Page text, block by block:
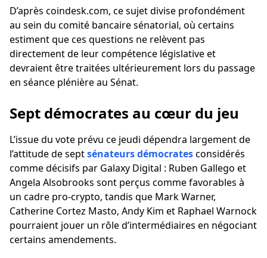
D’après coindesk.com, ce sujet divise profondément
au sein du comité bancaire sénatorial, où certains
estiment que ces questions ne relèvent pas
directement de leur compétence législative et
devraient être traitées ultérieurement lors du passage
en séance plénière au Sénat.
Sept démocrates au cœur du jeu
L’issue du vote prévu ce jeudi dépendra largement de
l’attitude de septsénateurs démocratesconsidérés
comme décisifs par Galaxy Digital : Ruben Gallego et
Angela Alsobrooks sont perçus comme favorables à
un cadre pro-crypto, tandis que Mark Warner,
Catherine Cortez Masto, Andy Kim et Raphael Warnock
pourraient jouer un rôle d’intermédiaires en négociant
certains amendements.